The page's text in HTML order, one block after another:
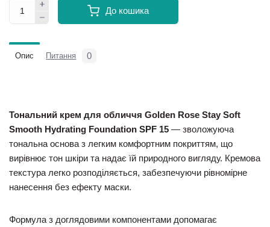
До кошика
Опис Питання 0
Тональний крем для обличчя Golden Rose Stay Soft
Smooth Hydrating Foundation SPF 15 — зволожуюча
тональна основа з легким комфортним покриттям, що
вирівнює тон шкіри та надає їй природного вигляду. Кремова
текстура легко розподіляється, забезпечуючи рівномірне
нанесення без ефекту маски.
Формула з доглядовими компонентами допомагає